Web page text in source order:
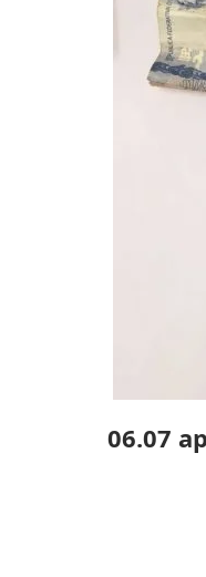
06.07